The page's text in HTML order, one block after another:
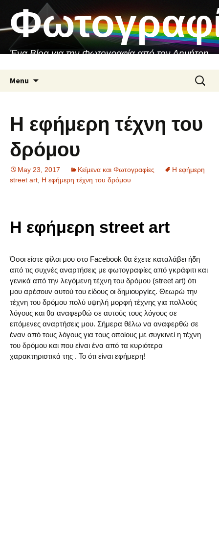
content
Ένα Blog για την Φωτογραφία από τον Δημήτρη
Menu
Search
for:
Η εφήμερη τέχνη του
δρόμου
May 23, 2017 Κείμενα και Φωτογραφίες
Η εφήμερη
street art Η εφήμερη τέχνη του δρόμου
Η εφήμερη street art
Όσοι είστε φίλοι μου στο Facebook θα έχετε καταλάβει ήδη
από τις συχνές αναρτήσεις με φωτογραφίες από γκράφιτι και
γενικά από την λεγόμενη τέχνη του δρόμου (street art) ότι
μου αρέσουν αυτού του είδους οι δημιουργίες. Θεωρώ την
τέχνη του δρόμου πολύ υψηλή μορφή τέχνης για πολλούς
λόγους και θα αναφερθώ σε αυτούς τους λόγους σε
επόμενες αναρτήσεις μου. Σήμερα θέλω να αναφερθώ σε
έναν από τους λόγους για τους οποίους με συγκινεί η τέχνη
του δρόμου και που είναι ένα από τα κυριότερα
χαρακτηριστικά της . Το ότι είναι εφήμερη!